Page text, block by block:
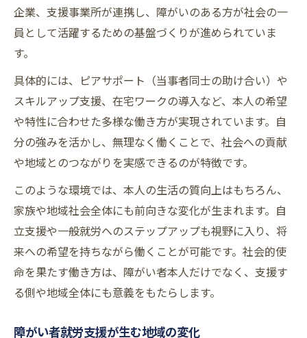
企業、支援事業所が連携し、障がいのある方が社会の一
員として活躍するための基盤づくりが進められていま
す。
具体的には、ピアサポート（当事者同士の助け合い）や
スキルアップ支援、在宅ワークの導入など、本人の希望
や特性に合わせた多様な働き方が実現されています。自
分の強みを活かし、無理なく働くことで、社会への貢献
や地域とのつながりを実感できるのが特徴です。
このような環境では、本人の生活の質向上はもちろん、
家族や地域社会全体にも前向きな変化が生まれます。自
立支援や一般就労へのステップアップも視野に入り、将
来への希望を持ちながら働くことが可能です。社会的使
命を果たす働き方は、障がい者本人だけでなく、支援す
る側や地域全体にも意義をもたらします。
障がい者就労支援が生む地域の変化